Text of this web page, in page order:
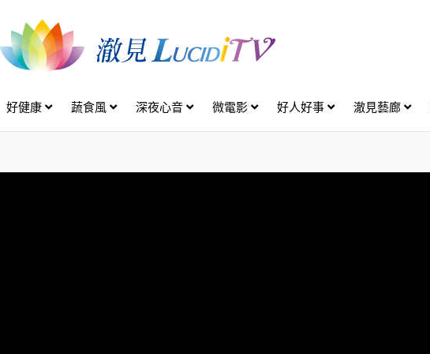
好健康 蔬食風 深夜心音 微電影 好人好事 澈見藝廊